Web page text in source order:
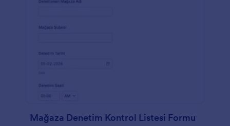
Mağaza Denetim Kontrol Listesi Formu